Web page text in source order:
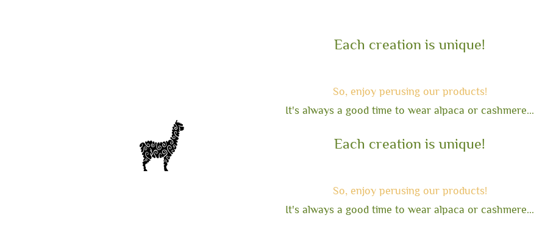
Each creation is unique!
So, enjoy perusing our products!
It's always a good time to wear alpaca or cashmere...
Each creation is unique!
So, enjoy perusing our products!
It's always a good time to wear alpaca or cashmere...